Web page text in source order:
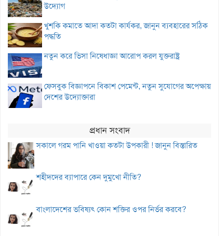
উদ্যোগ
খুশকি কমাতে আদা কতটা কার্যকর, জানুন ব্যবহারের সঠিক
পদ্ধতি
নতুন করে ভিসা নিষেধাজ্ঞা আরোপ করল যুক্তরাষ্ট্র
ফেসবুক বিজ্ঞাপনে বিকাশ পেমেন্ট, নতুন সুযোগের অপেক্ষায়
দেশের উদ্যোক্তারা
প্রধান সংবাদ
সকালে গরম পানি খাওয়া কতটা উপকারী ! জানুন বিস্তারিত
শহীদদের ব্যাপারে কেন দুমুখো নীতি?
বাংলাদেশের ভবিষ্যৎ কোন শক্তির ওপর নির্ভর করবে?